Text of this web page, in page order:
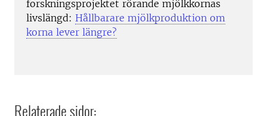
forskningsprojektet rörande mjölkkornas
livslängd: Hållbarare mjölkproduktion om
korna lever längre?
Relaterade sidor: